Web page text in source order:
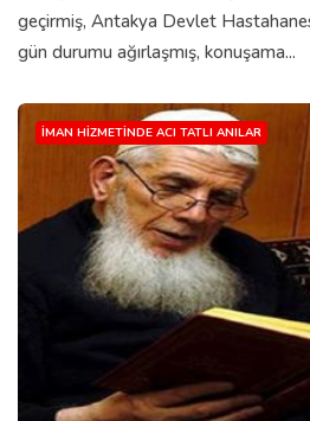
geçirmiş, Antakya Devlet
gün durumu ağırlaşmış, konuşama...
İMAN HIZMETINDE ACI TATLI ANILAR